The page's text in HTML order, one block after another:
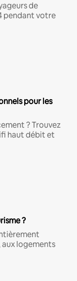
de
pendant votre
pour les
? Trouvez
haut débit et
?
aux logements